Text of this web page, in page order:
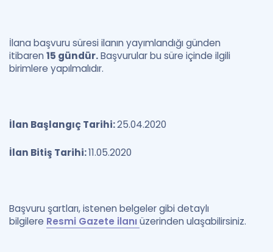
İlana başvuru süresi ilanın yayımlandığı günden
itibaren 15 gündür.Başvurular bu süre içinde ilgili
birimlere yapılmalıdır.
İlan Başlangıç Tarihi:25.04.2020
İlan Bitiş Tarihi:11.05.2020
Başvuru şartları, istenen belgeler gibi detaylı
bilgilere Resmi Gazete ilanıüzerinden ulaşabilirsiniz.